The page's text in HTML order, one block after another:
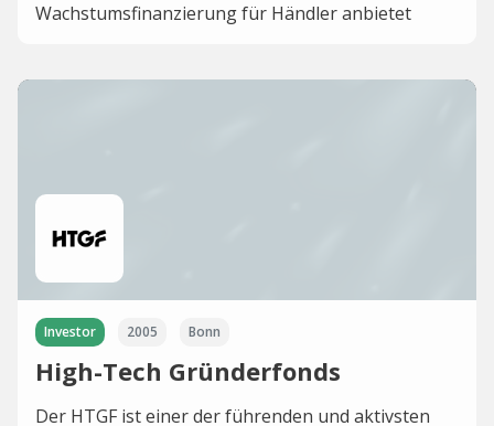
Wachstumsfinanzierung für Händler anbietet
Investor 2005 Bonn
High-Tech Gründerfonds
Der HTGF ist einer der führenden und aktivsten